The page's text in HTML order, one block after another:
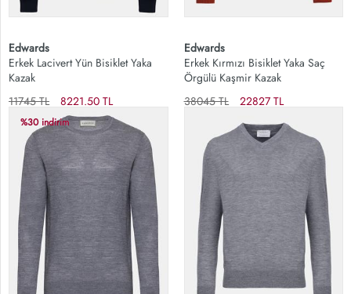
Edwards
Erkek Lacivert Yün Bisiklet Yaka
Kazak
11745 TL
8221.50 TL
Edwards
Erkek Kırmızı Bisiklet Yaka Saç
Örgülü Kaşmir Kazak
38045 TL
22827 TL
%30 indirim